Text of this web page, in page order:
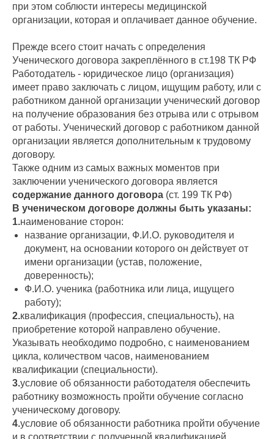
при этом соблюсти интересы медицинской
организации, которая и оплачивает данное обучение.
Прежде всего стоит начать с определения
Ученического договора закреплённого в ст.198 ТК РФ
Работодатель - юридическое лицо (организация)
имеет право заключать с лицом, ищущим работу, или с
работником данной организации ученический договор
на получение образования без отрыва или с отрывом
от работы. Ученический договор с работником данной
организации является дополнительным к трудовому
договору.
Также одним из самых важных моментов при
заключении ученического договора является
содержание данного договора (ст. 199 ТК РФ)
В ученическом договоре должны быть указаны:
1.наименование сторон:
название организации, Ф.И.О. руководителя и
документ, на основании которого он действует от
имени организации (устав, положение,
доверенность);
Ф.И.О. ученика (работника или лица, ищущего
работу);
2.квалификация (профессия, специальность), на
приобретение которой направлено обучение.
Указывать необходимо подробно, с наименованием
цикла, количеством часов, наименованием
квалификации (специальности).
3.условие об обязанности работодателя обеспечить
работнику возможность пройти обучение согласно
ученическому договору.
4.условие об обязанности работника пройти обучение
и в соответствии с полученной квалификацией